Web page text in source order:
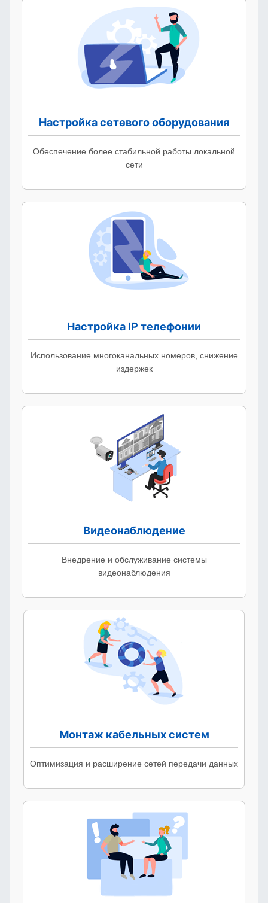
Настройка сетевого оборудования
Обеспечение более стабильной работы локальной
сети
Настройка IP телефонии
Использование многоканальных номеров, снижение
издержек
Видеонаблюдение
Внедрение и обслуживание системы
видеонаблюдения
Монтаж кабельных систем
Оптимизация и расширение сетей передачи данных